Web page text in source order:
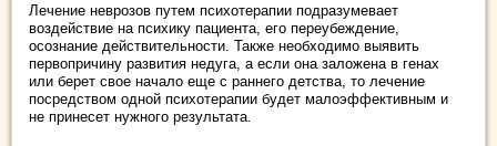
Лечение неврозов путем психотерапии подразумевает
воздействие на психику пациента, его переубеждение,
осознание действительности. Также необходимо выявить
первопричину развития недуга, а если она заложена в генах
или берет свое начало еще с раннего детства, то лечение
посредством одной психотерапии будет малоэффективным и
не принесет нужного результата.